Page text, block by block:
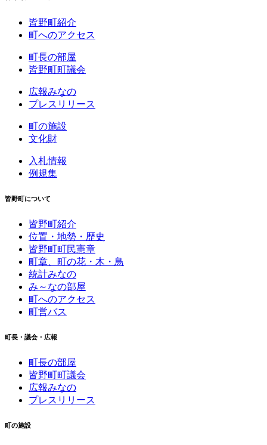
皆野町紹介
町へのアクセス
町長の部屋
皆野町町議会
広報みなの
プレスリリース
町の施設
文化財
入札情報
例規集
皆野町について
皆野町紹介
位置・地勢・歴史
皆野町町民憲章
町章、町の花・木・鳥
統計みなの
み～なの部屋
町へのアクセス
町営バス
町長・議会・広報
町長の部屋
皆野町町議会
広報みなの
プレスリリース
町の施設